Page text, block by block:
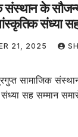
संस्थान के
संध्या
21, 2025
सामाजिक
सह सम्मान